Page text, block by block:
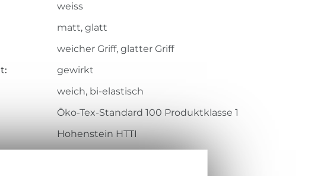
weiss
matt, glatt
weicher Griff, glatter Griff
gewirkt
weich, bi-elastisch
Öko-Tex-Standard 100 Produktklasse 1
Hohenstein HTTI